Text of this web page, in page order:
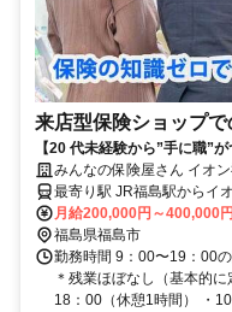
来店型保険ショップ
【20 代未経験から”⼿に職”
保険のプロを⽬指す仕事
みんなの保険屋さん イオ
最寄り駅 JR福島駅からイオン福島
坂ICまたは福島西ICから7
月給200,000円～400,000円
福島県福島市
勤務時間 9：00〜19：00
＊残業ほぼなし（基本的
18：00（休憩1時間） ・